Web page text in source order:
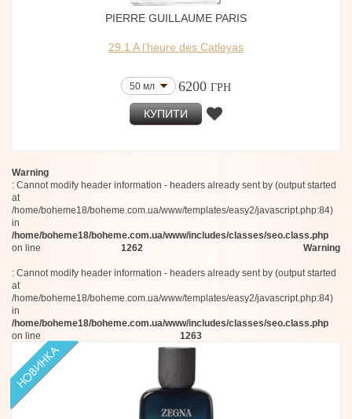
PIERRE GUILLAUME PARIS
29.1 A l’heure des Catleyas
50 мл 6200 ГРН
КУПИТИ
Warning
: Cannot modify header information - headers already sent by (output started
at
/home/boheme18/boheme.com.ua/www/templates/easy2/javascript.php:84)
in
/home/boheme18/boheme.com.ua/www/includes/classes/seo.class.php
on line
1262 Warning
: Cannot modify header information - headers already sent by (output started
at
/home/boheme18/boheme.com.ua/www/templates/easy2/javascript.php:84)
in
/home/boheme18/boheme.com.ua/www/includes/classes/seo.class.php
on line
1263